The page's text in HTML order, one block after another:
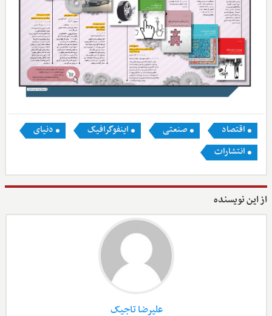
اقتصاد صنعتی اینفوگرافیک
دنیای
انتشارات
از این نویسنده
علیرضا تاجیک